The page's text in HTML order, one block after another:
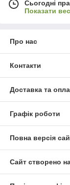
Сьогодні
Показати
Про нас
Контакти
Доставка та
Графік роботи
Повна версія
Сайт створено